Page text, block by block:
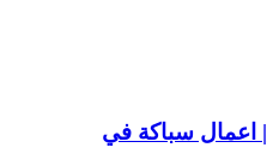
سباك في دبي |0545574752| اعمال سباكة في